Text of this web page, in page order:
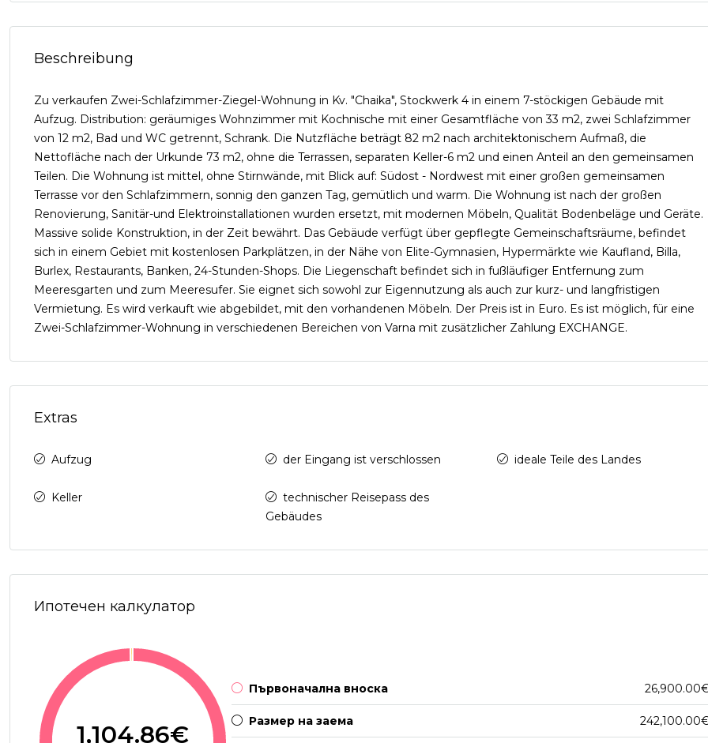
Beschreibung
Zu verkaufen Zwei-Schlafzimmer-Ziegel-Wohnung in Kv. "Chaika", Stockwerk 4 in einem 7-stöckigen Gebäude mit
Aufzug. Distribution: geräumiges Wohnzimmer mit Kochnische mit einer Gesamtfläche von 33 m2, zwei Schlafzimmer
von 12 m2, Bad und WC getrennt, Schrank. Die Nutzfläche beträgt 82 m2 nach architektonischem Aufmaß, die
Nettofläche nach der Urkunde 73 m2, ohne die Terrassen, separaten Keller-6 m2 und einen Anteil an den gemeinsamen
Teilen. Die Wohnung ist mittel, ohne Stirnwände, mit Blick auf: Südost - Nordwest mit einer großen gemeinsamen
Terrasse vor den Schlafzimmern, sonnig den ganzen Tag, gemütlich und warm. Die Wohnung ist nach der großen
Renovierung, Sanitär-und Elektroinstallationen wurden ersetzt, mit modernen Möbeln, Qualität Bodenbeläge und Geräte.
Massive solide Konstruktion, in der Zeit bewährt. Das Gebäude verfügt über gepflegte Gemeinschaftsräume, befindet
sich in einem Gebiet mit kostenlosen Parkplätzen, in der Nähe von Elite-Gymnasien, Hypermärkte wie Kaufland, Billa,
Burlex, Restaurants, Banken, 24-Stunden-Shops. Die Liegenschaft befindet sich in fußläufiger Entfernung zum
Meeresgarten und zum Meeresufer. Sie eignet sich sowohl zur Eigennutzung als auch zur kurz- und langfristigen
Vermietung. Es wird verkauft wie abgebildet, mit den vorhandenen Möbeln. Der Preis ist in Euro. Es ist möglich, für eine
Zwei-Schlafzimmer-Wohnung in verschiedenen Bereichen von Varna mit zusätzlicher Zahlung EXCHANGE.
Extras
Aufzug der Eingang ist verschlossen ideale Teile des Landes
Keller
technischer Reisepass des
Gebäudes
Ипотечен калкулатор
1,104.86€
Първоначална вноска
Размер на заема